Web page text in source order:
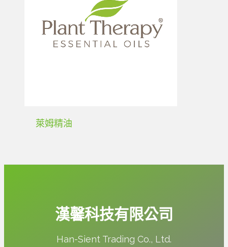
萊姆精油
漢馨科技有限公司
Han-Sient Trading Co., Ltd.